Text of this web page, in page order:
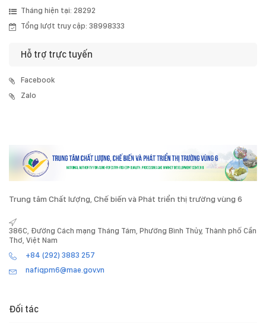
Tháng hiện tại: 28292
Tổng lượt truy cập: 38998333
Hỗ trợ trực tuyến
Facebook
Zalo
Trung tâm Chất lượng, Chế biến và Phát triển thị trường vùng 6
386C, Đường Cách mạng Tháng Tám, Phường Bình Thủy, Thành phố Cần
Thơ, Việt Nam
+84 (292) 3883 257
nafiqpm6@mae.gov.vn
Đối tác